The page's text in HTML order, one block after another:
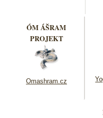
ÓM ÁŠRAM
PROJEKT
Omashram.cz